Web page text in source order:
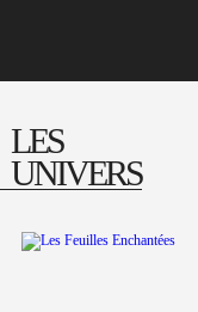
LES
UNIVERS